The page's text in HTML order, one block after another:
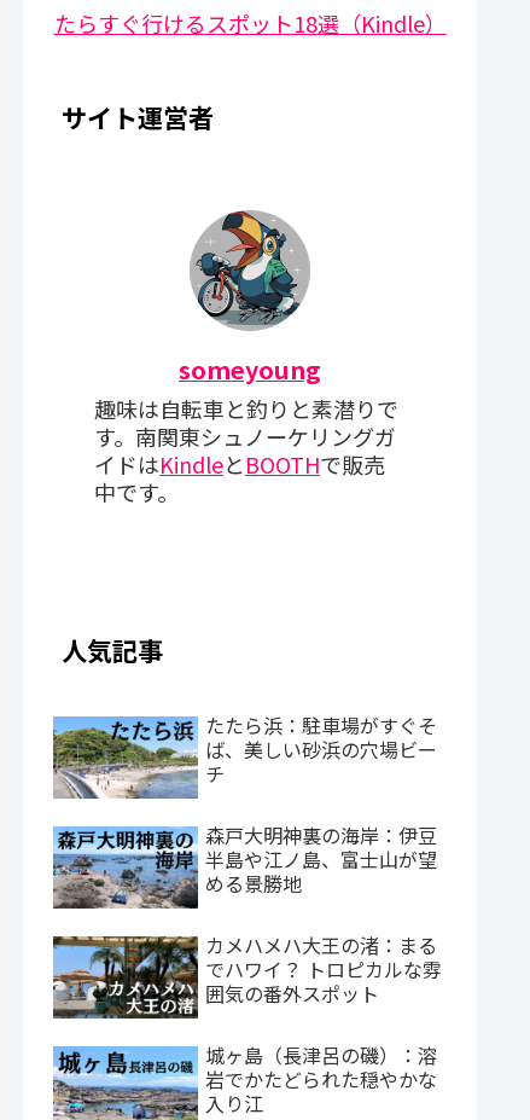
たらすぐ行けるスポット18選（Kindle）
サイト運営者
someyoung
趣味は自転車と釣りと素潜りで
す。南関東シュノーケリングガ
イドはKindleとBOOTHで販売
中です。
人気記事
たたら浜：駐車場がすぐそ
ば、美しい砂浜の穴場ビー
チ
森戸大明神裏の海岸：伊豆
半島や江ノ島、富士山が望
める景勝地
カメハメハ大王の渚：まる
でハワイ？ トロピカルな雰
囲気の番外スポット
城ヶ島（長津呂の磯）：溶
岩でかたどられた穏やかな
入り江